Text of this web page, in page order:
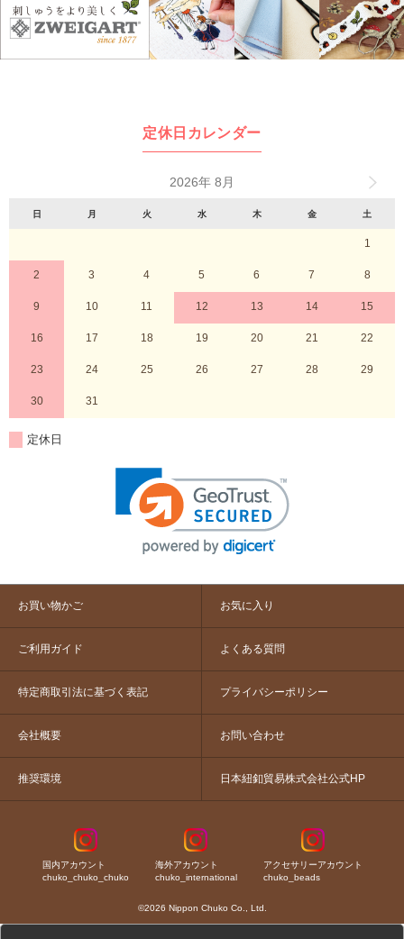
定休日カレンダー
2026年 8月
日 月 火 水 木 金 土
1
2 3 4 5 6 7 8
9 10 11 12 13 14 15
16 17 18 19 20 21 22
23 24 25 26 27 28 29
30 31
定休日
お買い物かご お気に入り
ご利用ガイド よくある質問
特定商取引法に基づく表記 プライバシーポリシー
会社概要 お問い合わせ
推奨環境 日本紐釦貿易株式会社公式HP
国内アカウント
chuko_chuko_chuko
海外アカウント
chuko_international
アクセサリーアカウント
chuko_beads
©2026 Nippon Chuko Co., Ltd.